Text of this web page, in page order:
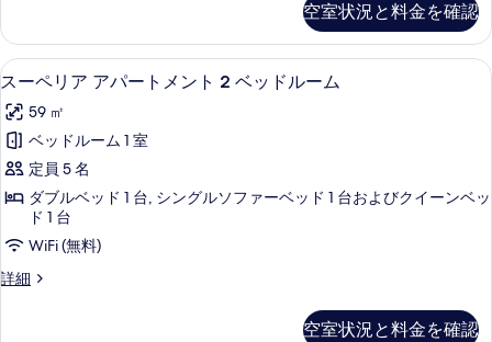
ト
メ
ン
ト
2
ベ
ッ
ル
ー
ー
ド
ア
ー
ト
メ
ン
ト
ベ
ッ
ド
空室状況と料金を確認
ス
ー
ペ
リ
ア
パ
ー
スーペリア アパートメント 2 ベッ
25
スーペリア アパートメント 2 ベッドルーム
59 ㎡
ベッドルーム 1 室
定員 5 名
ダブルベッド 1 台, シングルソファーベッド 1 台およびクイーンベッ
ド 1 台
WiFi (無料)
詳細
ス
空室状況と料金を確認